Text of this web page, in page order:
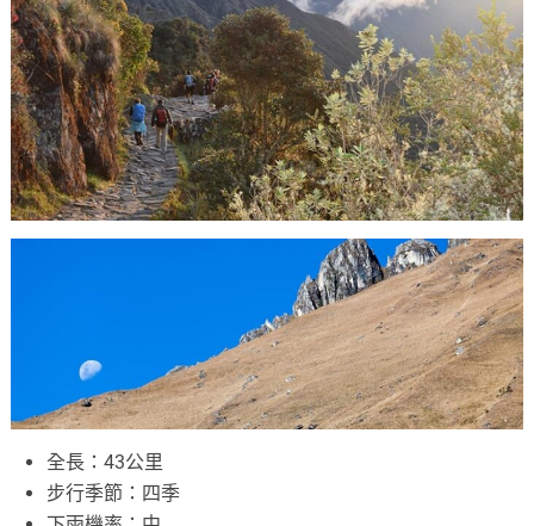
全長：43公里
步行季節：四季